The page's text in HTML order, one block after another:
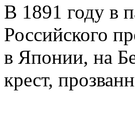
В 1891 году в
Российского
в Японии, на
крест,